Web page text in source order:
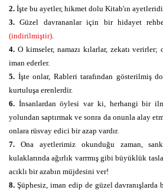
2. İşte bu ayetler, hikmet dolu Kitab'ın
3.Güzel davrananlar için bir hidayet
(indirilmiştir).
4. O kimseler, namazı kılarlar, zekatı
iman ederler.
5. İşte onlar, Rableri tarafından gösterilmiş
kurtuluşa erenlerdir.
6. İnsanlardan öylesi var ki, herhangi bir
yolundan saptırmak ve sonra da onunla alay
onlara rüsvay edici bir azap vardır.
7. Ona ayetlerimiz okunduğu zaman,
kulaklarında ağırlık varrmış gibi büyüklük
acıklı bir azabın müjdesini ver!
8. Şüphesiz, iman edip de güzel